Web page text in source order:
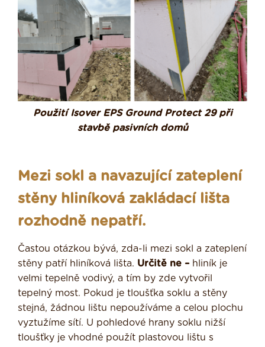
Použití Isover EPS Ground Protect 29 při
stavbě pasivních domů
Mezi sokl a navazující zateplení
stěny hliníková zakládací lišta
rozhodně nepatří.
Častou otázkou bývá, zda-li mezi sokl a zateplení
stěny patří hliníková lišta. Určitě ne –hliník je
velmi tepelně vodivý, a tím by zde vytvořil
tepelný most. Pokud je tloušťka soklu a stěny
stejná, žádnou lištu nepoužíváme a celou plochu
vyztužíme sítí. U pohledové hrany soklu nižší
tloušťky je vhodné použít plastovou lištu s